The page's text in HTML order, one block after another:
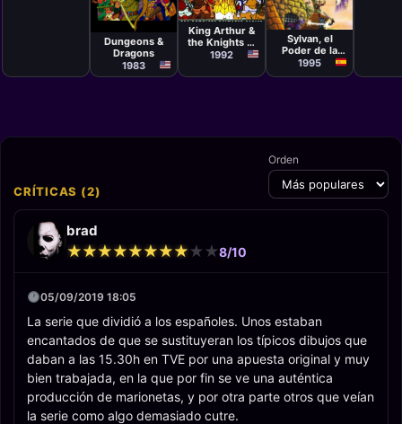
Serie
Dungeons &
Dragons
1983
Serie
King Arthur &
the Knights of
Justice
1992
Serie
Antoni D'Ocón
Sylvan, el
Poder de la
Magia
1995
CRÍTICAS (2)
Orden
brad
★
★★
★★
★★
★★
★★
★★
★★
★★
★★
★8/10
05/09/2019 18:05
La serie que dividió a los españoles. Unos estaban
encantados de que se sustituyeran los típicos dibujos que
daban a las 15.30h en TVE por una apuesta original y muy
bien trabajada, en la que por fin se ve una auténtica
producción de marionetas, y por otra parte otros que veían
la serie como algo demasiado cutre.